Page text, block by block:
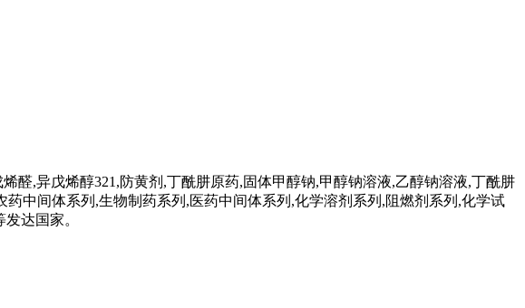
醛,异戊烯醇321,防黄剂,丁酰肼原药,固体甲醇钠,甲醇钠溶液,乙醇钠溶液,丁酰肼
中间体系列,生物制药系列,医药中间体系列,化学溶剂系列,阻燃剂系列,化学试
达国家。